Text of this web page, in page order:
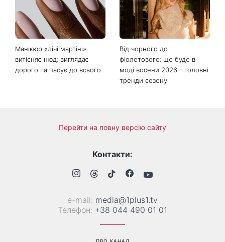
Манікюр «лічі мартіні»
витісняє нюд: виглядає
дорого та пасує до всього
Від чорного до
фіолетового: що буде в
моді восени 2026 - головні
тренди сезону
Перейти на повну версію сайту
Контакти:
е-mail: media@1plus1.tv
Телефон: +38 044 490 01 01